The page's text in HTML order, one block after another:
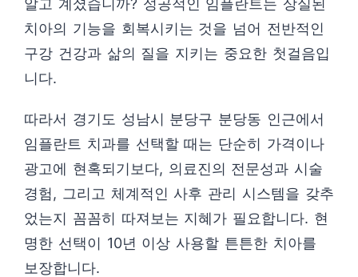
알고 계셨습니까? 성공적인 임플란트는 상실된
치아의 기능을 회복시키는 것을 넘어 전반적인
구강 건강과 삶의 질을 지키는 중요한 첫걸음입
니다.
따라서 경기도 성남시 분당구 분당동 인근에서
임플란트 치과를 선택할 때는 단순히 가격이나
광고에 현혹되기보다, 의료진의 전문성과 시술
경험, 그리고 체계적인 사후 관리 시스템을 갖추
었는지 꼼꼼히 따져보는 지혜가 필요합니다. 현
명한 선택이 10년 이상 사용할 튼튼한 치아를
보장합니다.